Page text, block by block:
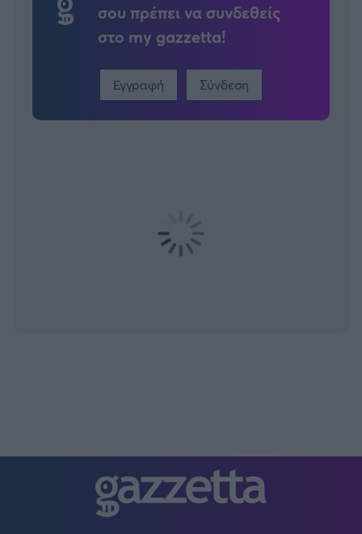
σου πρέπει να συνδεθείς
στο my gazzetta!
Εγγραφή Σύνδεση